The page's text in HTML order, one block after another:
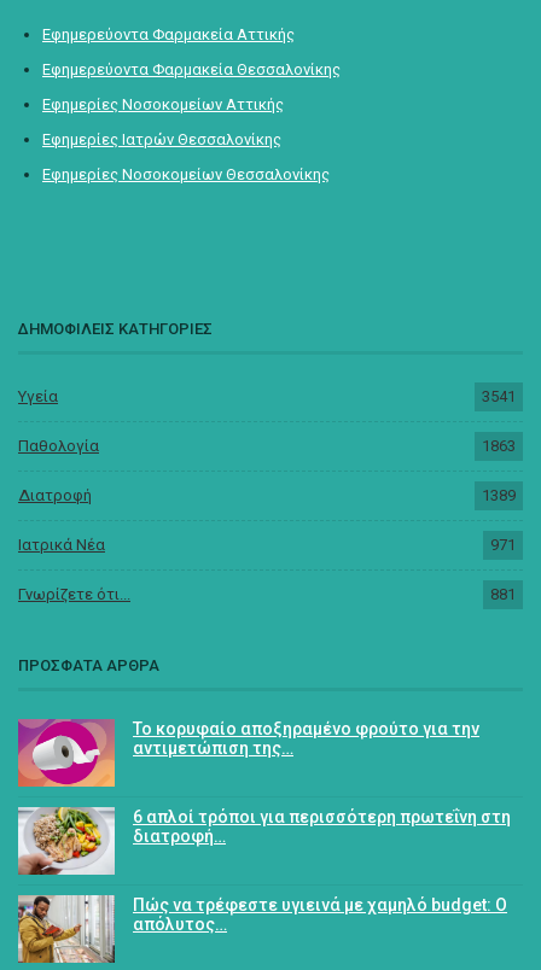
Εφημερεύοντα Φαρμακεία Αττικής
Εφημερεύοντα Φαρμακεία Θεσσαλονίκης
Εφημερίες Νοσοκομείων Αττικής
Εφημερίες Ιατρών Θεσσαλονίκης
Εφημερίες Νοσοκομείων Θεσσαλονίκης
ΔΗΜΟΦΙΛΕΙΣ ΚΑΤΗΓΟΡΙΕΣ
Υγεία 3541
Παθολογία 1863
Διατροφή 1389
Ιατρικά Νέα 971
Γνωρίζετε ότι... 881
ΠΡΟΣΦΑΤΑ ΑΡΘΡΑ
Το κορυφαίο αποξηραμένο φρούτο για την
αντιμετώπιση της…
6 απλοί τρόποι για περισσότερη πρωτεΐνη στη
διατροφή…
Πώς να τρέφεστε υγιεινά με χαμηλό budget: Ο
απόλυτος…